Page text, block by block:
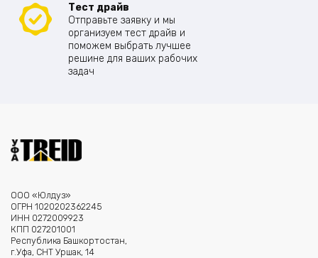
Тест драйв
Отправьте заявку и мы
организуем тест драйв и
поможем выбрать лучшее
решине для ваших рабочих
задач
ООО «Юлдуз»
ОГРН 1020202362245
ИНН 0272009923
КПП 027201001
Республика Башкортостан,
г.Уфа, СНТ Уршак, 14